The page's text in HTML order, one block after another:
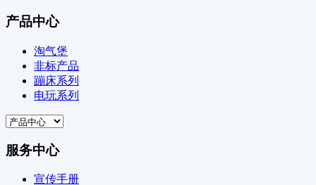
产品中心
淘气堡
非标产品
蹦床系列
电玩系列
服务中心
宣传手册